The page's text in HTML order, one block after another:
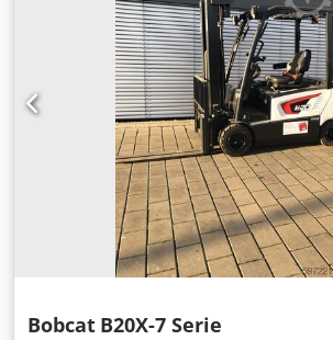
Bobcat B20X-7 Serie